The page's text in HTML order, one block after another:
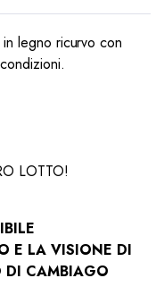
legno ricurvo con
LOTTO!
E LA VISIONE DI
DI CAMBIAGO